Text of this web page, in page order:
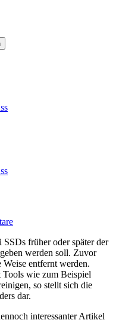
früher oder später der
werden soll. Zuvor
entfernt werden.
Tools wie zum Beispiel
so stellt sich die
dar.
interessanter Artikel